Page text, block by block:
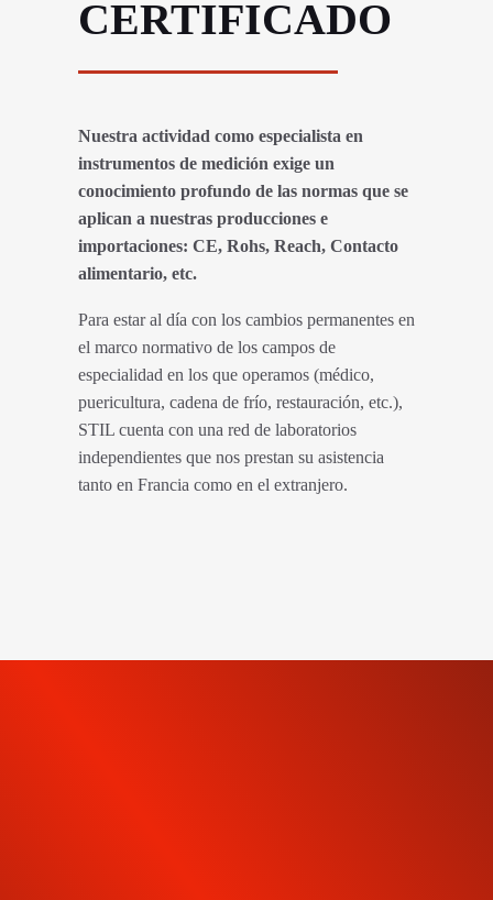
CERTIFICADO
Nuestra actividad como especialista en
instrumentos de medición exige un
conocimiento profundo de las normas que se
aplican a nuestras producciones e
importaciones: CE, Rohs, Reach, Contacto
alimentario, etc.
Para estar al día con los cambios permanentes en
el marco normativo de los campos de
especialidad en los que operamos (médico,
puericultura, cadena de frío, restauración, etc.),
STIL cuenta con una red de laboratorios
independientes que nos prestan su asistencia
tanto en Francia como en el extranjero.